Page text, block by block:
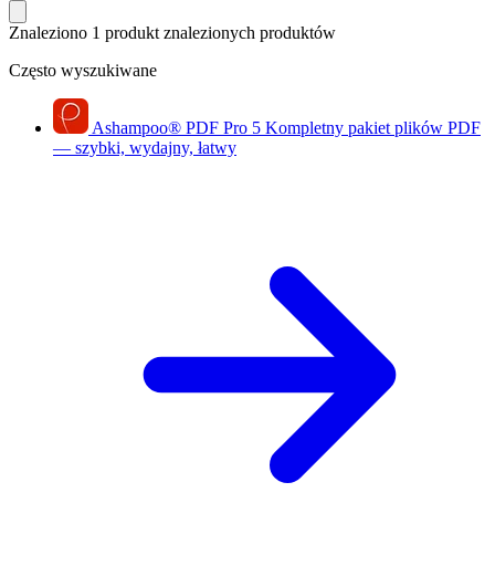
Znaleziono 1 produkt znalezionych produktów
Często wyszukiwane
Ashampoo® PDF Pro 5 Kompletny pakiet plików PDF
— szybki, wydajny, łatwy